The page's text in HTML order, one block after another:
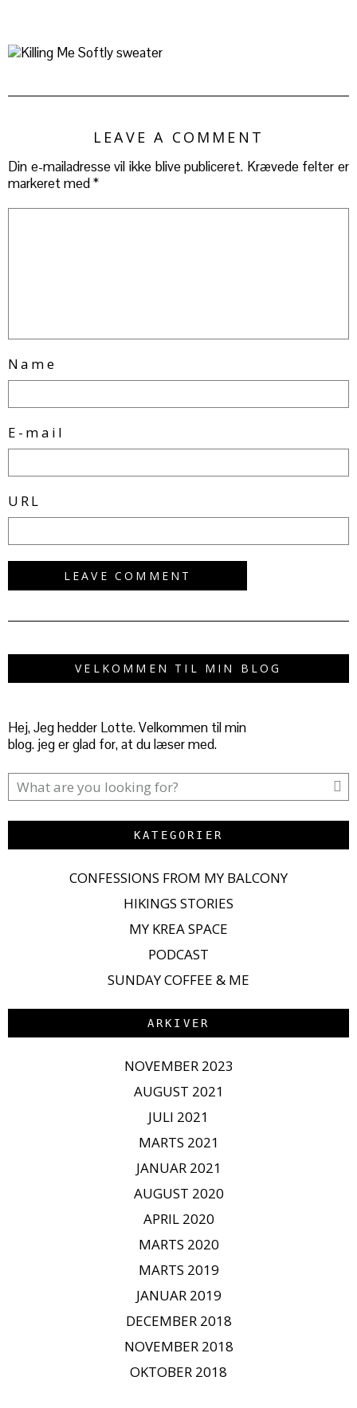
LEAVE A COMMENT
Din e-mailadresse vil ikke blive publiceret. Krævede felter er
markeret med*
Name
E-mail
URL
VELKOMMEN TIL MIN BLOG
Hej, Jeg hedder Lotte. Velkommen til min
blog. jeg er glad for, at du læser med.
KATEGORIER
CONFESSIONS FROM MY BALCONY
HIKINGS STORIES
MY KREA SPACE
PODCAST
SUNDAY COFFEE & ME
ARKIVER
NOVEMBER 2023
AUGUST 2021
JULI 2021
MARTS 2021
JANUAR 2021
AUGUST 2020
APRIL 2020
MARTS 2020
MARTS 2019
JANUAR 2019
DECEMBER 2018
NOVEMBER 2018
OKTOBER 2018